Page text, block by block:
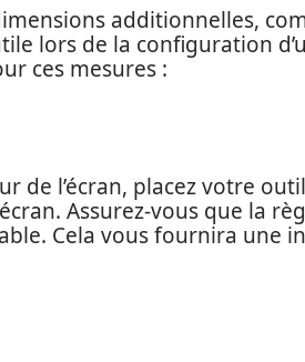
additionnelles,
lors de la configuration
ces mesures :
de l’écran, placez votre
Assurez-vous que la
Cela vous fournira une